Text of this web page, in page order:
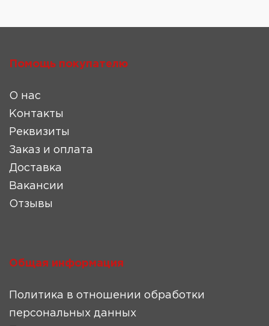
Помощь покупателю
О нас
Контакты
Реквизиты
Заказ и оплата
Доставка
Вакансии
Отзывы
Общая информация
Политика в отношении обработки
персональных данных